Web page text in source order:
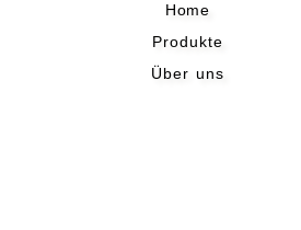
Home
Produkte
Über uns